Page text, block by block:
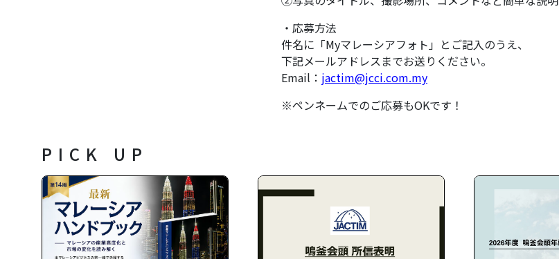
・応募方法
件名に「Myマレーシアフォト」とご記入のうえ、
下記メールアドレスまでお送りください。
Email： jactim@jcci.com.my
※ペンネームでのご応募もOKです！
PICK UP